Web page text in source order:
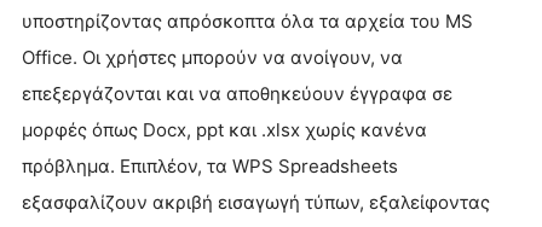
υποστηρίζοντας απρόσκοπτα όλα τα αρχεία του MS
Office. Οι χρήστες μπορούν να ανοίγουν, να
επεξεργάζονται και να αποθηκεύουν έγγραφα σε
μορφές όπως Docx, ppt και .xlsx χωρίς κανένα
πρόβλημα. Επιπλέον, τα WPS Spreadsheets
εξασφαλίζουν ακριβή εισαγωγή τύπων, εξαλείφοντας